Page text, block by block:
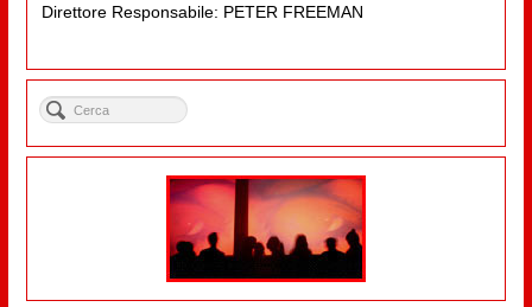
Direttore Responsabile: PETER FREEMAN